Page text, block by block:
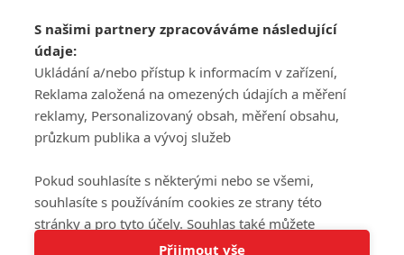
Tato stránka používá soubory cookies.
Šéfredaktorkou webu jePetr Slavík, e-mailserialy@fandimefilmu.cz
Máte-li zájem o inzerci na našem webu napište nám na e-mail
studio@koncal.com
Ochrana osobních údajů|Zásady používání cookies |Pravidla webu
Upravit nastavení soukromí
S našimi partnery zpracováváme následující
údaje:
Ukládání a/nebo přístup k informacím v zařízení,
Reklama založená na omezených údajích a měření
reklamy, Personalizovaný obsah, měření obsahu,
průzkum publika a vývoj služeb
Pokud souhlasíte s některými nebo se všemi,
souhlasíte s používáním cookies ze strany této
stránky a pro tyto účely. Souhlas také můžete
odmítnout, ale v takovém případě vám na stránce
Přijmout vše